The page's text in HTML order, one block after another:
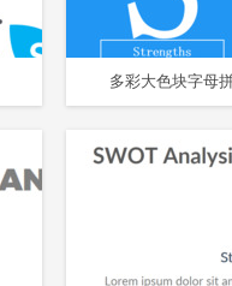
多彩大色块字母